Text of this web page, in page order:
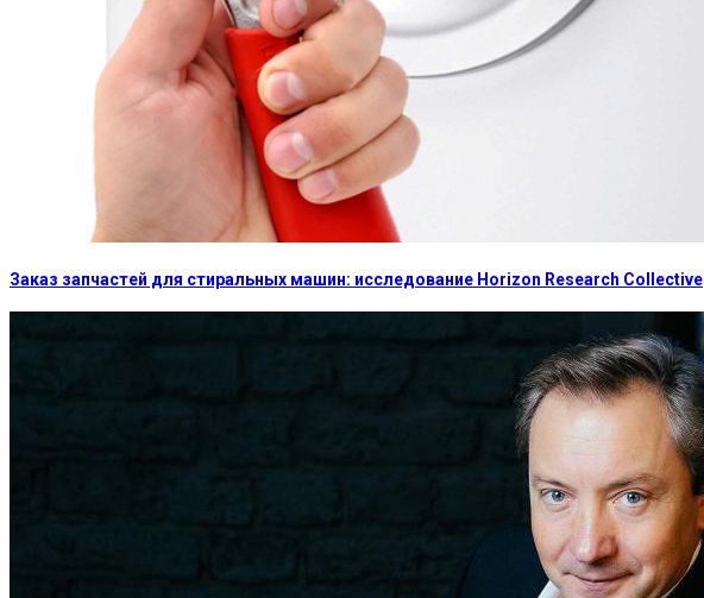
Заказ запчастей для стиральных машин: исследование Horizon Research Collective